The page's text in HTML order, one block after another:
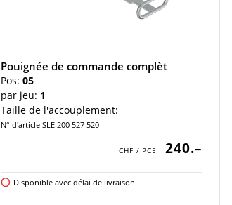
Pouignée de commande complèt
Pos: 05
par jeu: 1
Taille de l'accouplement:
N° d'article SLE 200 527 520
240.–
Disponible avec délai de livraison